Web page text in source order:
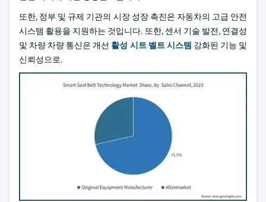
또한, 정부 및 규제 기관의 시장 성장 촉진은 자동차의 고급 안전
시스템 활용을 지원하는 것입니다. 또한, 센서 기술 발전, 연결성
및 차량 차량 통신은 개선 활성 시트 벨트 시스템 강화된 기능 및
신뢰성으로.